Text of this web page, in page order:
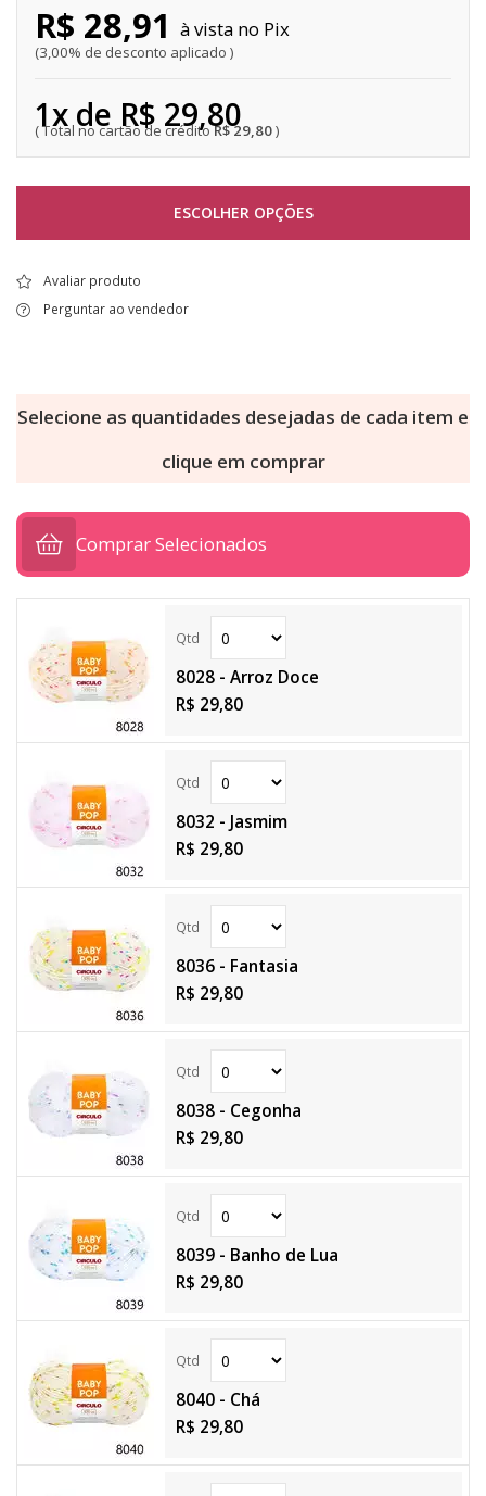
R$ 29,80
1x de R$ 29,80
R$ 28,91
3,00% de desconto aplicado
Pix
ESCOLHER OPÇÕES
Avaliar produto
Perguntar ao vendedor
Selecione as quantidades desejadas de cada item e
clique em comprar
Comprar Selecionados
8028 - Arroz Doce
R$ 29,80
8032 - Jasmim
R$ 29,80
8036 - Fantasia
R$ 29,80
8038 - Cegonha
R$ 29,80
8039 - Banho de Lua
R$ 29,80
8040 - Chá
R$ 29,80